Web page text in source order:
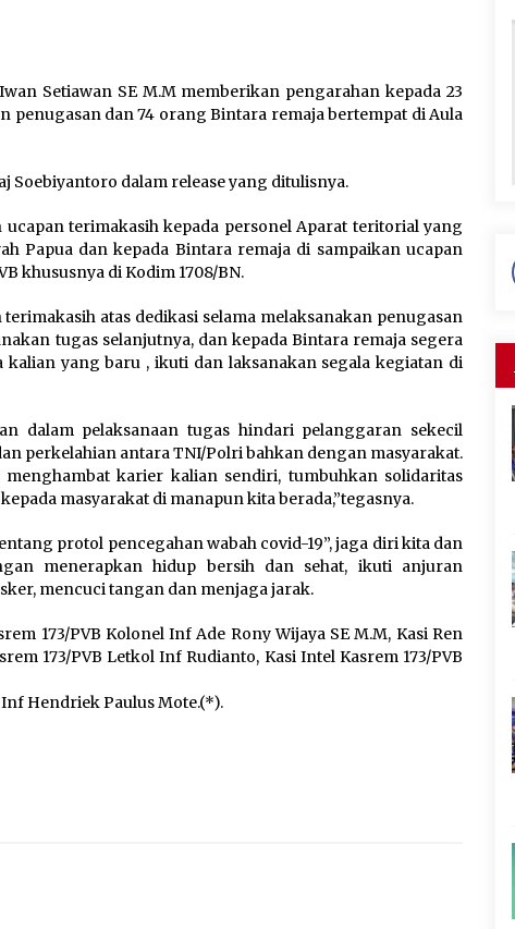
Tangsel Dorong Angka
Partisipasi Sekolah Terus
7 Agustus 2026
Kemenkum Malut Dorong
Perlindungan Hak Cipta Musik
di Era Digital, Sosialisasikan
Pencatatan Gratis dan
Penguatan Royalti
Setiawan SE M.M memberikan pengarahan kepada 23
penugasan dan 74 orang Bintara remaja bertempat di Aula
Soebiyantoro dalam release yang ditulisnya.
terimakasih kepada personel Aparat teritorial yang
Papua dan kepada Bintara remaja di sampaikan ucapan
khususnya di Kodim 1708/BN.
atas dedikasi selama melaksanakan penugasan
tugas selanjutnya, dan kepada Bintara remaja segera
yang baru , ikuti dan laksanakan segala kegiatan di
dalam pelaksanaan tugas hindari pelanggaran sekecil
perkelahian antara TNI/Polri bahkan dengan masyarakat.
karier kalian sendiri, tumbuhkan solidaritas
masyarakat di manapun kita berada,”tegasnya.
protol pencegahan wabah covid-19”, jaga diri kita dan
menerapkan hidup bersih dan sehat, ikuti anjuran
mencuci tangan dan menjaga jarak.
173/PVB Kolonel Inf Ade Rony Wijaya SE M.M, Kasi Ren
173/PVB Letkol Inf Rudianto, Kasi Intel Kasrem 173/PVB
Hendriek Paulus Mote.(*).